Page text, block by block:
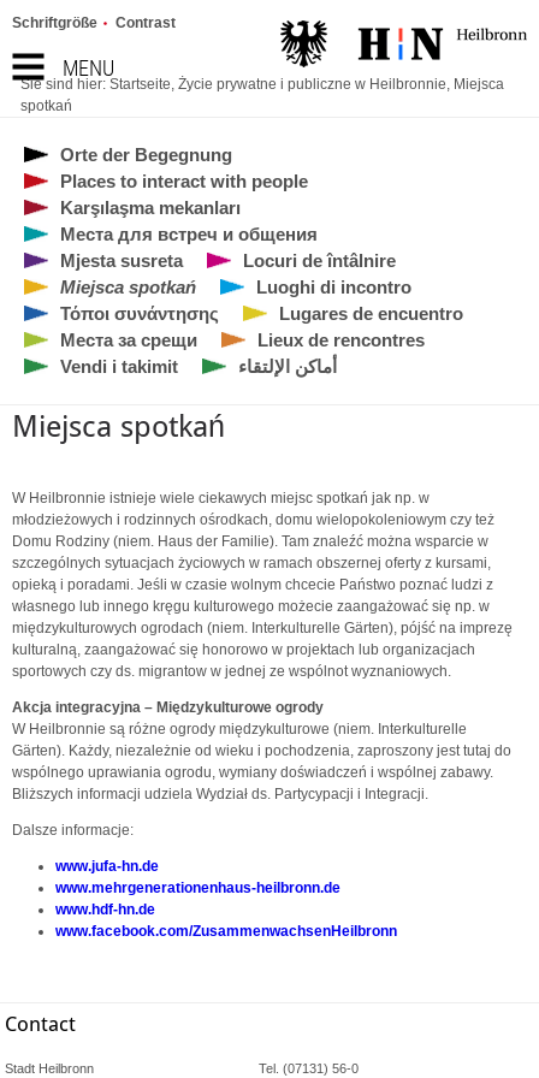
MENU
Schriftgröße Contrast
Sie sind hier: Startseite, Życie prywatne i publiczne w Heilbronnie, Miejsca
spotkań
Orte der Begegnung
Places to interact with people
Karşılaşma mekanları
Места для встреч и общения
Mjesta susreta
Locuri de întâlnire
Miejsca spotkań
Luoghi di incontro
Τόποι συνάντησης
Lugares de encuentro
Места за срещи
Lieux de rencontres
Vendi i takimit
أماكن الإلتقاء
Miejsca spotkań
W Heilbronnie istnieje wiele ciekawych miejsc spotkań jak np. w
młodzieżowych i rodzinnych ośrodkach, domu wielopokoleniowym czy też
Domu Rodziny (niem. Haus der Familie). Tam znaleźć można wsparcie w
szczególnych sytuacjach życiowych w ramach obszernej oferty z kursami,
opieką i poradami. Jeśli w czasie wolnym chcecie Państwo poznać ludzi z
własnego lub innego kręgu kulturowego możecie zaangażować się np. w
międzykulturowych ogrodach (niem. Interkulturelle Gärten), pójść na imprezę
kulturalną, zaangażować się honorowo w projektach lub organizacjach
sportowych czy ds. migrantow w jednej ze wspólnot wyznaniowych.
Akcja integracyjna – Międzykulturowe ogrody
W Heilbronnie są różne ogrody międzykulturowe (niem. Interkulturelle
Gärten). Każdy, niezależnie od wieku i pochodzenia, zaproszony jest tutaj do
wspólnego uprawiania ogrodu, wymiany doświadczeń i wspólnej zabawy.
Bliższych informacji udziela Wydział ds. Partycypacji i Integracji.
Dalsze informacje:
www.jufa-hn.de
www.mehrgenerationenhaus-heilbronn.de
www.hdf-hn.de
www.facebook.com/ZusammenwachsenHeilbronn
Contact
Stadt Heilbronn Tel. (07131) 56-0